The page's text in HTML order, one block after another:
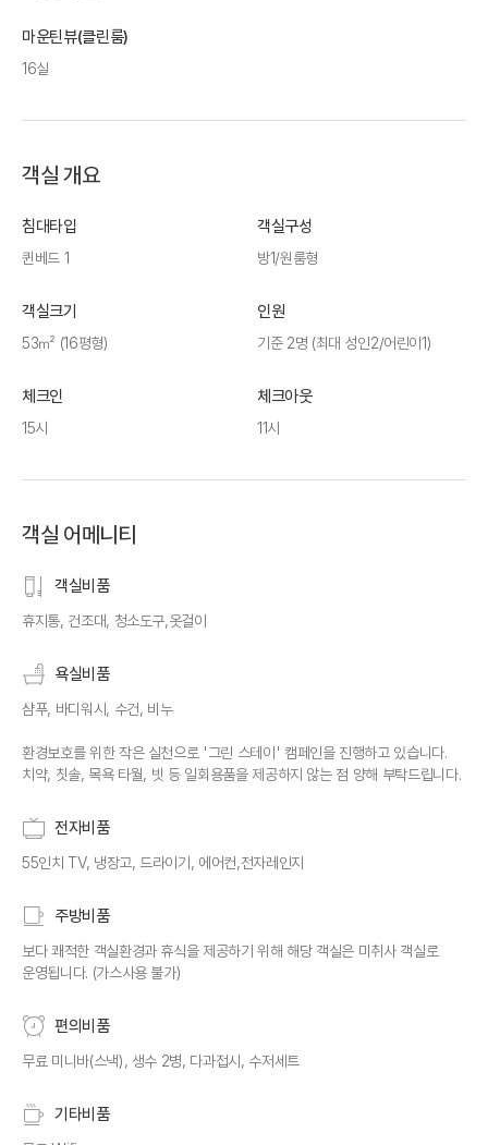
마운틴뷰(클린룸)
16실
객실 개요
침대타입
퀸베드 1
객실구성
방1/원룸형
객실크기
53㎡ (16평형)
인원
기준 2명 (최대 성인2/어린이1)
체크인
15시
체크아웃
11시
객실 어메니티
객실비품
휴지통, 건조대, 청소도구,옷걸이
욕실비품
샴푸, 바디워시, 수건, 비누
환경보호를 위한 작은 실천으로 '그린 스테이' 캠페인을 진행하고 있습니다.
치약, 칫솔, 목욕 타월, 빗 등 일회용품을 제공하지 않는 점 양해 부탁드립니다.
전자비품
55인치 TV, 냉장고, 드라이기, 에어컨,전자레인지
주방비품
보다 쾌적한 객실환경과 휴식을 제공하기 위해 해당 객실은 미취사 객실로
운영됩니다. (가스사용 불가)
편의비품
무료 미니바(스낵), 생수 2병, 다과접시, 수저세트
기타비품